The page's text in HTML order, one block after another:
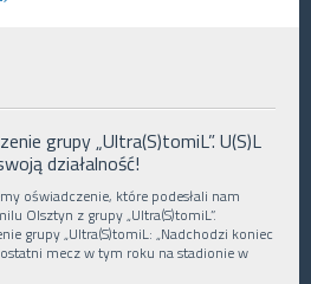
grupy „Ultra(S)tomiL”. U(S)L
działalność!
oświadczenie, które podesłali nam
Olsztyn z grupy „Ultra(S)tomiL”.
grupy „Ultra(S)tomiL: „Nadchodzi koniec
mecz w tym roku na stadionie w